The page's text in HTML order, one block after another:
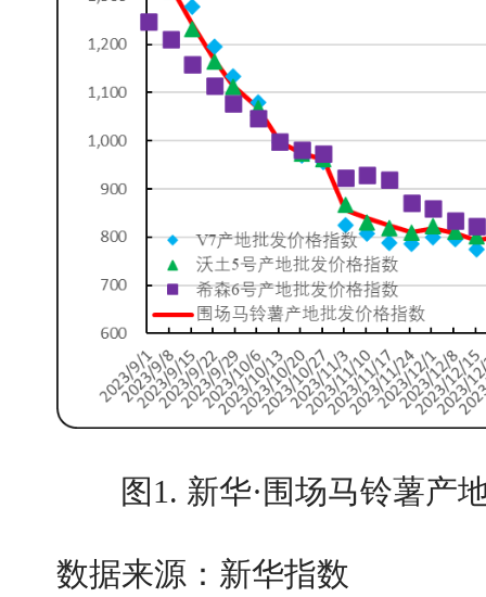
图1. 新华·围场马铃薯产
数据来源：新华指数